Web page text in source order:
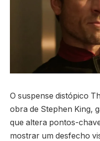
O suspense distópico
obra de Stephen King,
que altera pontos-
mostrar um desfecho